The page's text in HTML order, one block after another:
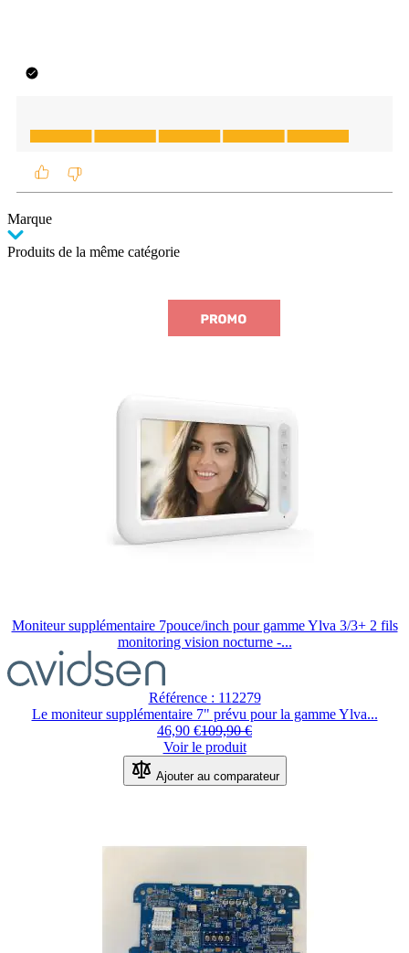
Marque
Produits de la même catégorie
Moniteur supplémentaire 7pouce/inch pour gamme Ylva 3/3+ 2 fils
monitoring vision nocturne -...
Référence : 112279
Le moniteur supplémentaire 7" prévu pour la gamme Ylva...
46,90 €109,90 €
Voir le produit
Ajouter au comparateur